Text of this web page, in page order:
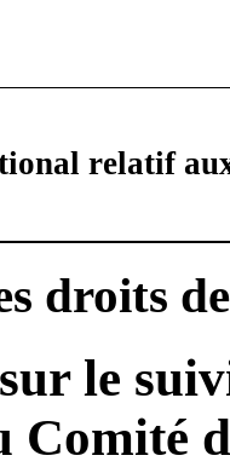
relatif
droits
le
Comité